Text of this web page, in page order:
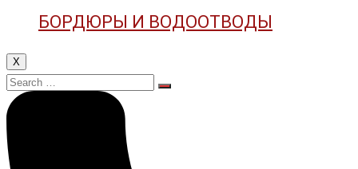
БОРДЮРЫ И ВОДООТВОДЫ
X
Search
for: